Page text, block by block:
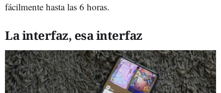
fácilmente hasta las 6 horas.
La interfaz, esa interfaz